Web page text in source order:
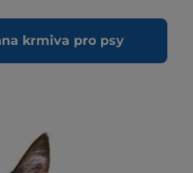
krmiva pro psy